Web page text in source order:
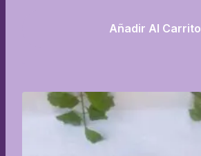
Añadir Al Carrito